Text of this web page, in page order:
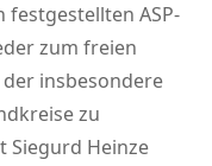
festgestellten ASP-
zum freien
insbesondere
zu
Siegurd Heinze